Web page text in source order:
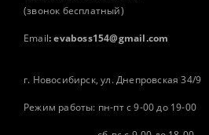
(звонок бесплатный)
Email: evaboss154@gmail.com
г. Новосибирск, ул. Днепровская 34/9
Режим работы: пн-пт с 9-00 до 19-00